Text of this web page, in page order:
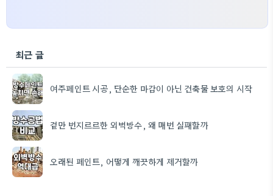
최근 글
여주페인트 시공, 단순한 마감이 아닌 건축물 보호의 시작
겉만 번지르르한 외벽방수, 왜 매번 실패할까
오래된 페인트, 어떻게 깨끗하게 제거할까